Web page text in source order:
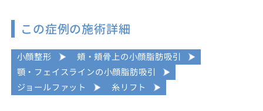
この症例の施術詳細
小顔整形
頬・頬骨上の小顔脂肪吸引
顎・フェイスラインの小顔脂肪吸引
ジョールファット
糸リフト